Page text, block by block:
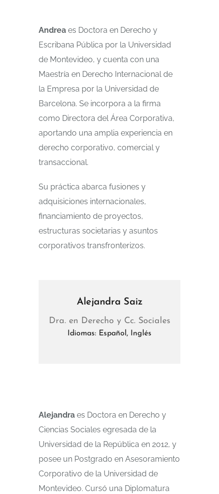
Andrea es Doctora en Derecho y
Escribana Pública por la Universidad
de Montevideo, y cuenta con una
Maestría en Derecho Internacional de
la Empresa por la Universidad de
Barcelona. Se incorpora a la firma
como Directora del Área Corporativa,
aportando una amplia experiencia en
derecho corporativo, comercial y
transaccional.
Su práctica abarca fusiones y
adquisiciones internacionales,
financiamiento de proyectos,
estructuras societarias y asuntos
corporativos transfronterizos.
Alejandra Saiz
Dra. en Derecho y Cc. Sociales
Idiomas: Español, Inglés
Alejandra es Doctora en Derecho y
Ciencias Sociales egresada de la
Universidad de la República en 2012, y
posee un Postgrado en Asesoramiento
Corporativo de la Universidad de
Montevideo. Cursó una Diplomatura